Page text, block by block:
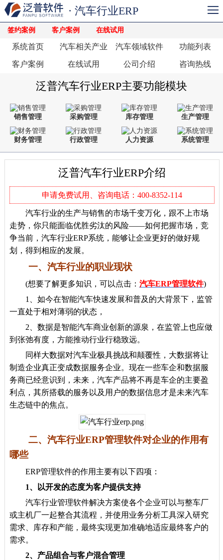
签约案例 客户案例 在线试用
· 汽车行业ERP
系统首页 汽车相关产业 汽车领域软件 功能列表
客户案例 在线试用 公司介绍 咨询热线
泛普汽车行业ERP主要功能模块
销售管理 采购管理 库存管理 生产管理
财务管理 行政管理 人力资源 系统管理
泛普汽车行业ERP介绍
申请免费试用、咨询电话：400-8352-114
汽车行业的生产与销售的市场千变万化，跟不上市场
走势，你只能面临优胜劣汰的风险——如何把握市场，竞
争当前，汽车行业ERP系统，能够让企业更好的做好规
划，得到相应的发展。
一、汽车行业的职业现状
(想要了解更多知识，可以点击： 汽车ERP管理软件)
1、如今在智能汽车快速发展和普及的大背景下，监管
一直处于相对薄弱的状态，
2、数据是智能汽车商业创新的源泉，在监管上也应做
到张弛有度，方能推动行业行稳致远。
同样大数据对汽车业极具挑战和颠覆性，大数据将让
制造企业真正变成数据服务企业。现在一些车企和数据服
务商已经意识到，未来，汽车产品将不再是车企的主要盈
利点，其所搭载的服务以及用户的数据信息才是未来汽车
生态链中的焦点。
二、汽车行业ERP管理软件对企业的作用有
哪些
ERP管理软件的作用主要有以下四项：
1、以开发的态度为客户提供支持
汽车行业管理软件解决方案使各个企业可以与整车厂
或主机厂一起整合其流程，并使用业务分析工具深入研究
需求、库存和产能，最终实现更加准确地适应最终客户的
需求。
2、产品组合与客户混合管理